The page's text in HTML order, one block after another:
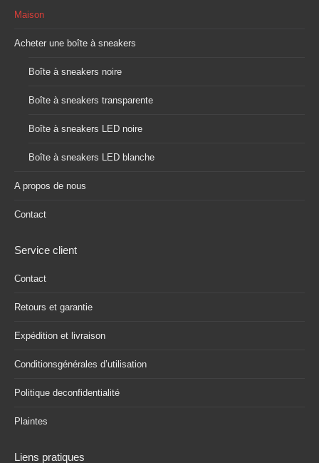
Maison
Acheter une boîte à sneakers
Boîte à sneakers noire
Boîte à sneakers transparente
Boîte à sneakers LED noire
Boîte à sneakers LED blanche
A propos de nous
Contact
Service client
Contact
Retours et garantie
Expédition et livraison
Conditionsgénérales d’utilisation
Politique deconfidentialité
Plaintes
Liens pratiques